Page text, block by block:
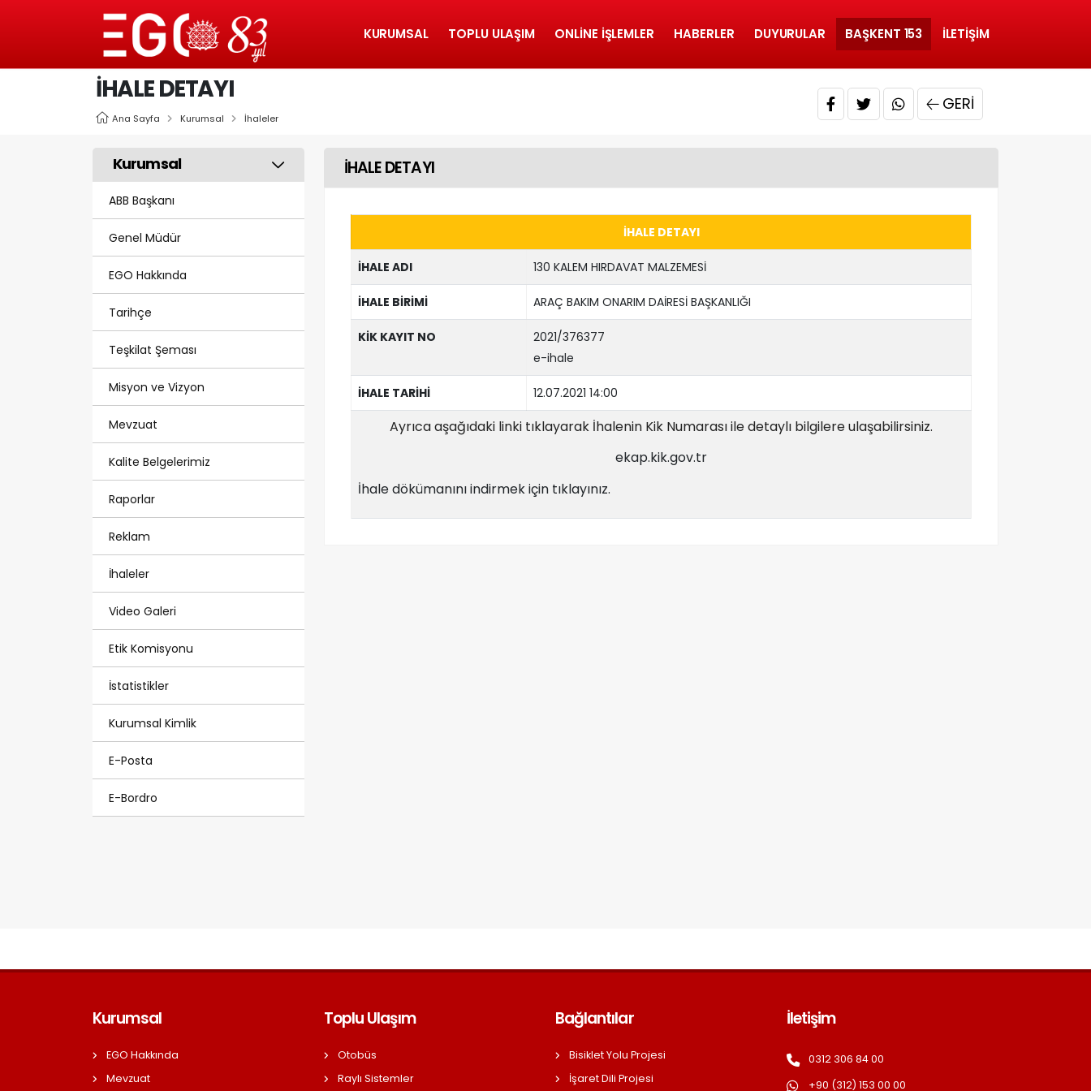
KURUMSAL TOPLU ULAŞIM ONLINE İŞLEMLER HABERLER DUYURULAR BAŞKENT 153 İLETIŞIM
İHALE DETAYI
Ana Sayfa Kurumsal İhaleler
GERI
Kurumsal
ABB Başkanı
Genel Müdür
EGO Hakkında
Tarihçe
Teşkilat Şeması
Misyon ve Vizyon
Mevzuat
Kalite Belgelerimiz
Raporlar
Reklam
İhaleler
Video Galeri
Etik Komisyonu
İstatistikler
Kurumsal Kimlik
E-Posta
E-Bordro
İHALE DETAYI
İHALE DETAYI
İHALE ADI 130 KALEM HIRDAVAT MALZEMESİ
İHALE BİRİMİ ARAÇ BAKIM ONARIM DAİRESİ BAŞKANLIĞI
KİK KAYIT NO
2021/376377
e-ihale
İHALE TARİHİ 12.07.2021 14:00
Ayrıca aşağıdaki linki tıklayarak İhalenin Kik Numarası ile detaylı bilgilere ulaşabilirsiniz.
ekap.kik.gov.tr
İhale dökümanını indirmek için tıklayınız.
Kurumsal
EGO Hakkında
Mevzuat
Toplu Ulaşım
Otobüs
Raylı Sistemler
Bağlantılar
Bisiklet Yolu Projesi
İşaret Dili Projesi
İletişim
0312 306 84 00
+90 (312) 153 00 00